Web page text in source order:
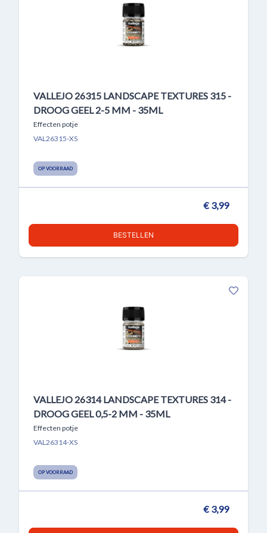
VALLEJO 26315 LANDSCAPE TEXTURES 315 -
DROOG GEEL 2-5 MM - 35ML
Effecten potje
VAL26315-XS
OP VOORRAAD
€ 3,99
BESTELLEN
VALLEJO 26314 LANDSCAPE TEXTURES 314 -
DROOG GEEL 0,5-2 MM - 35ML
Effecten potje
VAL26314-XS
OP VOORRAAD
€ 3,99